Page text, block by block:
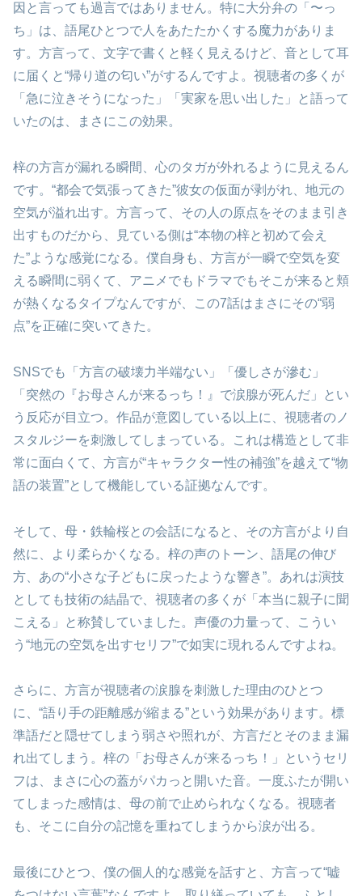
因と言っても過言ではありません。特に大分弁の「〜っ
ち」は、語尾ひとつで人をあたたかくする魔力がありま
す。方言って、文字で書くと軽く見えるけど、音として耳
に届くと“帰り道の匂い”がするんですよ。視聴者の多くが
「急に泣きそうになった」「実家を思い出した」と語って
いたのは、まさにこの効果。
梓の方言が漏れる瞬間、心のタガが外れるように見えるん
です。“都会で気張ってきた”彼女の仮面が剥がれ、地元の
空気が溢れ出す。方言って、その人の原点をそのまま引き
出すものだから、見ている側は“本物の梓と初めて会え
た”ような感覚になる。僕自身も、方言が一瞬で空気を変
える瞬間に弱くて、アニメでもドラマでもそこが来ると頬
が熱くなるタイプなんですが、この7話はまさにその“弱
点”を正確に突いてきた。
SNSでも「方言の破壊力半端ない」「優しさが滲む」
「突然の『お母さんが来るっち！』で涙腺が死んだ」とい
う反応が目立つ。作品が意図している以上に、視聴者のノ
スタルジーを刺激してしまっている。これは構造として非
常に面白くて、方言が“キャラクター性の補強”を越えて“物
語の装置”として機能している証拠なんです。
そして、母・鉄輪桜との会話になると、その方言がより自
然に、より柔らかくなる。梓の声のトーン、語尾の伸び
方、あの“小さな子どもに戻ったような響き”。あれは演技
としても技術の結晶で、視聴者の多くが「本当に親子に聞
こえる」と称賛していました。声優の力量って、こうい
う“地元の空気を出すセリフ”で如実に現れるんですよね。
さらに、方言が視聴者の涙腺を刺激した理由のひとつ
に、“語り手の距離感が縮まる”という効果があります。標
準語だと隠せてしまう弱さや照れが、方言だとそのまま漏
れ出てしまう。梓の「お母さんが来るっち！」というセリ
フは、まさに心の蓋がパカっと開いた音。一度ふたが開い
てしまった感情は、母の前で止められなくなる。視聴者
も、そこに自分の記憶を重ねてしまうから涙が出る。
最後にひとつ、僕の個人的な感覚を話すと、方言って“嘘